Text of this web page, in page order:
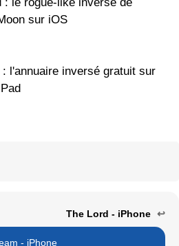
sur iOS
: l'annuaire inversé gratuit sur
The Lord - iPhone ↩
- iPhone